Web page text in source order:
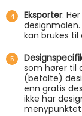
Eksporter:
kan brukes
som hører til
(betalte)
enn gratis
ikke har
menypunktet